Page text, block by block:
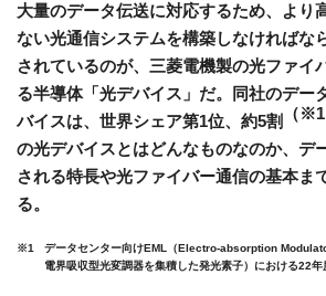
大量のデータ伝送に対応するため、より
ない光通信システムを構築しなければな
されているのが、三菱電機製の光ファイ
る半導体「光デバイス」だ。同社のデー
バイスは、世界シェア第1位、約5割
（※1
の光デバイスとはどんなものなのか、デ
される特長や光ファイバー通信の基本ま
る。
※1
データセンター向けEML（Electro-absorption
電界吸収型光変調器を集積した発光素子）における22